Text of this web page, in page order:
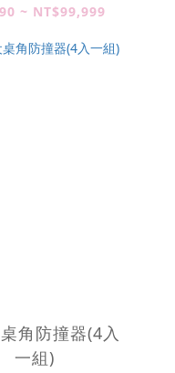
~ NT$99,999
角防撞器(4入
一組)